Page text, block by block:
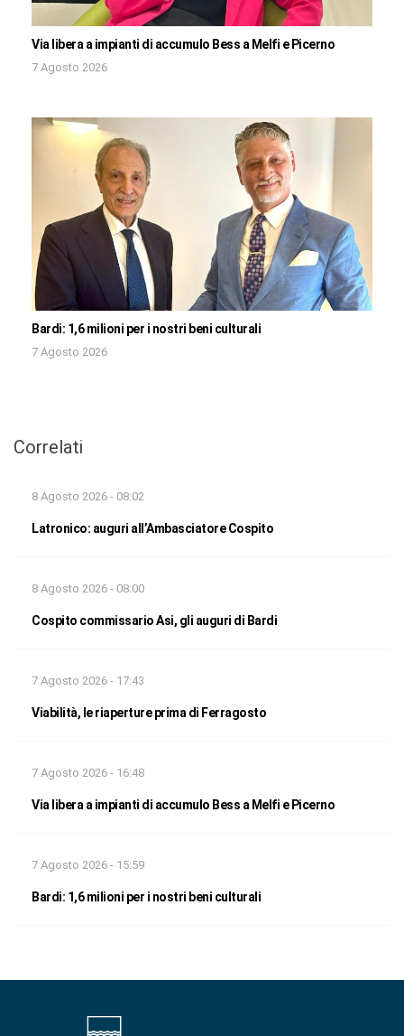
Via libera a impianti di accumulo Bess a Melfi e Picerno
7 Agosto 2026
Bardi: 1,6 milioni per i nostri beni culturali
7 Agosto 2026
Correlati
8 Agosto 2026 - 08:02
Latronico: auguri all’Ambasciatore Cospito
8 Agosto 2026 - 08:00
Cospito commissario Asi, gli auguri di Bardi
7 Agosto 2026 - 17:43
Viabilità, le riaperture prima di Ferragosto
7 Agosto 2026 - 16:48
Via libera a impianti di accumulo Bess a Melfi e Picerno
7 Agosto 2026 - 15:59
Bardi: 1,6 milioni per i nostri beni culturali